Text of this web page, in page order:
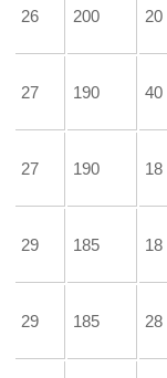
26 200 20
27 190 40
27 190 18
29 185 18
29 185 28